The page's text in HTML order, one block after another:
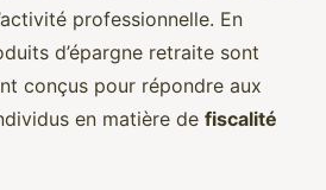
professionnelle. En
d’épargne retraite sont
conçus pour répondre aux
en matière de fiscalité